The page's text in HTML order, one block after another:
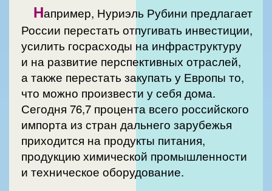
Например, Нуриэль Рубини предлагает
России перестать отпугивать инвестиции,
усилить госрасходы на инфраструктуру
и на развитие перспективных отраслей,
а также перестать закупать у Европы то,
что можно произвести у себя дома.
Сегодня 76,7 процента всего российского
импорта из стран дальнего зарубежья
приходится на продукты питания,
продукцию химической промышленности
и техническое оборудование.